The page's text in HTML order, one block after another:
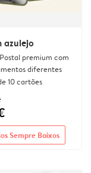
azulejo
premium com
diferentes
10 cartões
Sempre Baixos